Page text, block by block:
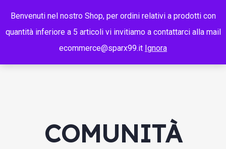
COMUNITÀ
Benvenuti nel nostro Shop, per ordini relativi a prodotti con
quantità inferiore a 5 articoli vi invitiamo a contattarci alla mail
ecommerce@sparx99.it Ignora